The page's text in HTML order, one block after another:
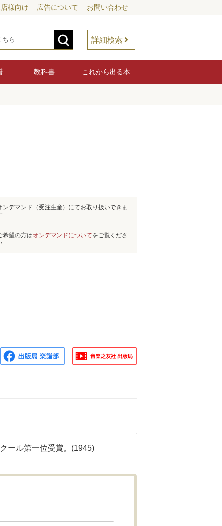
様向け 広告について お問い合わせ
詳細検索
教科書 これから出る本
ンデマンド（受注生産）にてお取り扱いできま
希望の方はオンデマンドについてをご覧くださ
ール第一位受賞。(1945)